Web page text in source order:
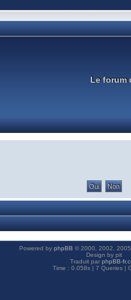
Le forum
Powered by phpBB © 2000, 2002,
Design by pit
Traduit par phpBB-
Time : 0.058s | 7 Queries |